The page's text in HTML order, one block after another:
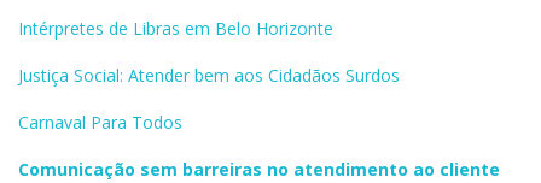
Intérpretes de Libras em Belo Horizonte
Justiça Social: Atender bem aos Cidadãos Surdos
Carnaval Para Todos
Comunicação sem barreiras no atendimento ao cliente